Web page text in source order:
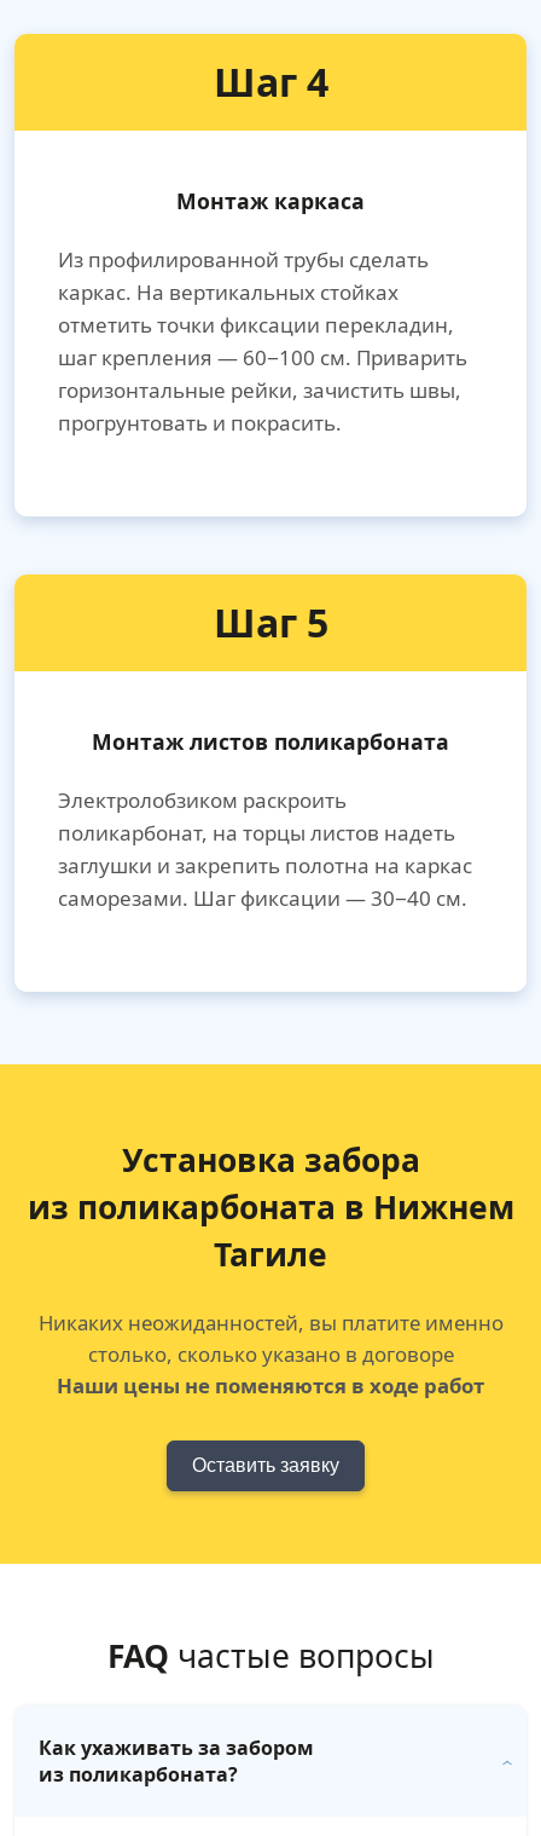
Шаг 4
Монтаж каркаса
Из профилированной трубы сделать
каркас. На вертикальных стойках
отметить точки фиксации перекладин,
шаг крепления — 60−100 см. Приварить
горизонтальные рейки, зачистить швы,
прогрунтовать и покрасить.
Шаг 5
Монтаж листов поликарбоната
Электролобзиком раскроить
поликарбонат, на торцы листов надеть
заглушки и закрепить полотна на каркас
саморезами. Шаг фиксации — 30−40 см.
Установка забора
из поликарбоната в Нижнем
Тагиле
Никаких неожиданностей, вы платите именно
столько, сколько указано в договоре
Наши цены не поменяются в ходе работ
Оставить заявку
FAQ частые вопросы
Как ухаживать за забором
из поликарбоната?